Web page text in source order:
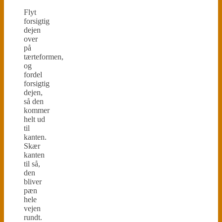
Flyt
forsigtig
dejen
over
på
tærteformen,
og
fordel
forsigtig
dejen,
så den
kommer
helt ud
til
kanten.
Skær
kanten
til så,
den
bliver
pæn
hele
vejen
rundt.